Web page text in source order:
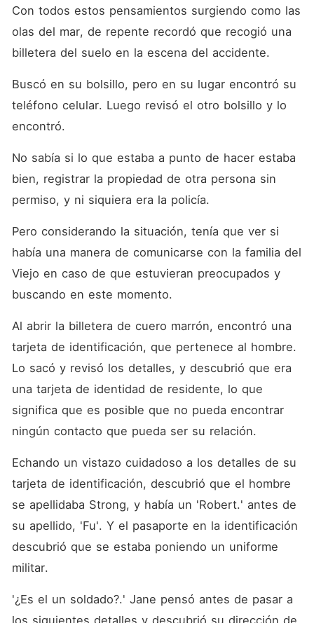
Con todos estos pensamientos surgiendo como las
olas del mar, de repente recordó que recogió una
billetera del suelo en la escena del accidente.
Buscó en su bolsillo, pero en su lugar encontró su
teléfono celular. Luego revisó el otro bolsillo y lo
encontró.
No sabía si lo que estaba a punto de hacer estaba
bien, registrar la propiedad de otra persona sin
permiso, y ni siquiera era la policía.
Pero considerando la situación, tenía que ver si
había una manera de comunicarse con la familia del
Viejo en caso de que estuvieran preocupados y
buscando en este momento.
Al abrir la billetera de cuero marrón, encontró una
tarjeta de identificación, que pertenece al hombre.
Lo sacó y revisó los detalles, y descubrió que era
una tarjeta de identidad de residente, lo que
significa que es posible que no pueda encontrar
ningún contacto que pueda ser su relación.
Echando un vistazo cuidadoso a los detalles de su
tarjeta de identificación, descubrió que el hombre
se apellidaba Strong, y había un 'Robert.' antes de
su apellido, 'Fu'. Y el pasaporte en la identificación
descubrió que se estaba poniendo un uniforme
militar.
'¿Es el un soldado?.' Jane pensó antes de pasar a
los siguientes detalles y descubrió su dirección de